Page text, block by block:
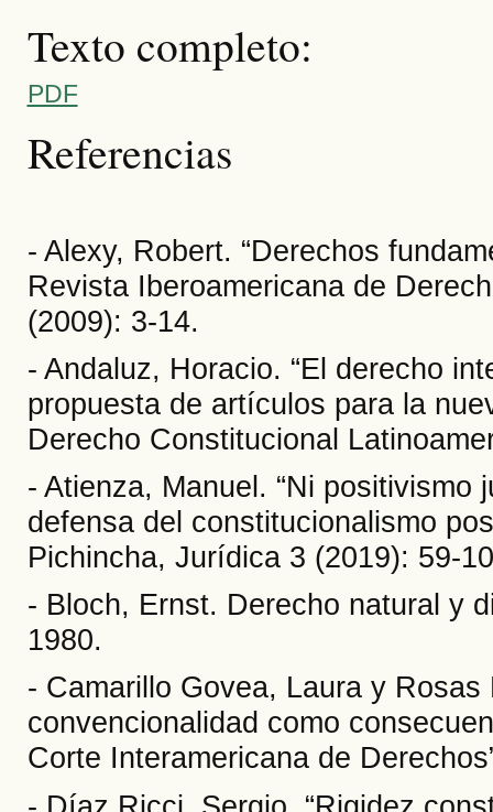
Texto completo:
PDF
Referencias
- Alexy, Robert. “Derechos
Revista Iberoamericana de
(2009): 3-14.
- Andaluz, Horacio. “El derecho
propuesta de artículos para la
Derecho Constitucional
- Atienza, Manuel. “Ni
defensa del constitucionalismo
Pichincha, Jurídica 3 (2019): 59-
- Bloch, Ernst. Derecho natural y
1980.
- Camarillo Govea, Laura y
convencionalidad como
Corte Interamericana de